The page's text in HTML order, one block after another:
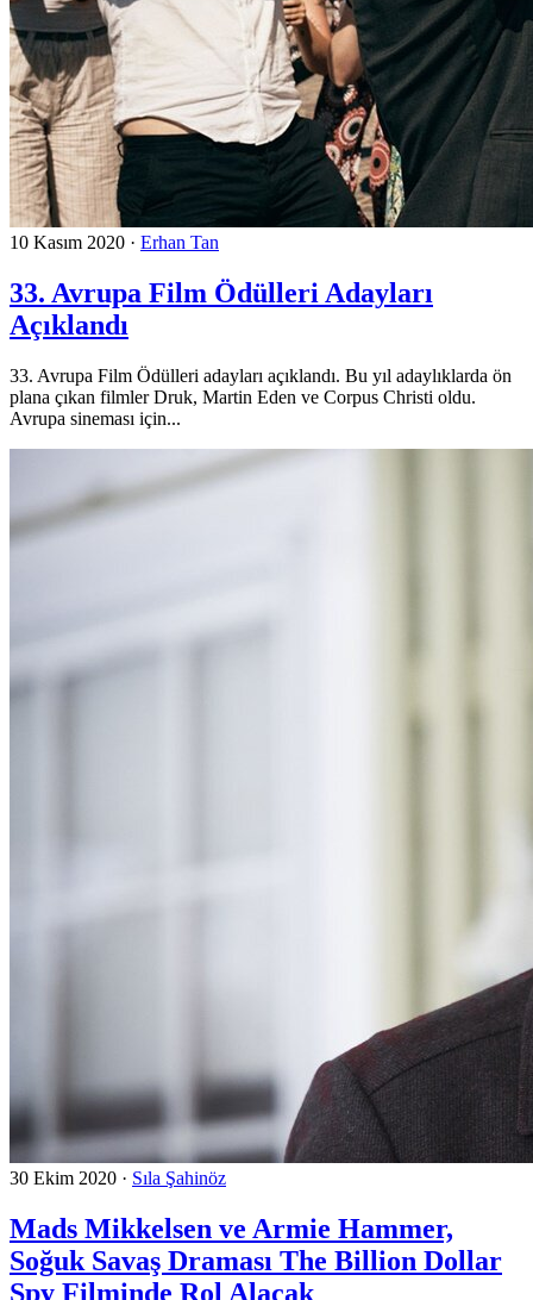
10 Kasım 2020 · Erhan Tan
33. Avrupa Film Ödülleri Adayları
Açıklandı
33. Avrupa Film Ödülleri adayları açıklandı. Bu yıl adaylıklarda ön
plana çıkan filmler Druk, Martin Eden ve Corpus Christi oldu.
Avrupa sineması için...
30 Ekim 2020 · Sıla Şahinöz
Mads Mikkelsen ve Armie Hammer,
Soğuk Savaş Draması The Billion Dollar
Spy Filminde Rol Alacak